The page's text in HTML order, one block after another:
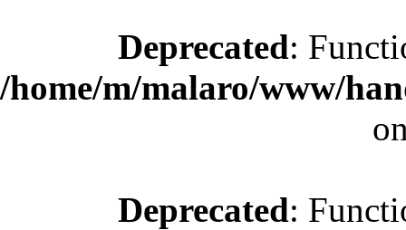
Deprecated:
/home/m/malaro/www/
Deprecated: